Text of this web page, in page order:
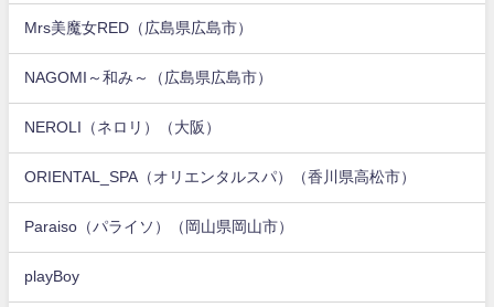
Mrs美魔女RED（広島県広島市）
NAGOMI～和み～（広島県広島市）
NEROLI（ネロリ）（大阪）
ORIENTAL_SPA（オリエンタルスパ）（香川県高松市）
Paraiso（パライソ）（岡山県岡山市）
playBoy